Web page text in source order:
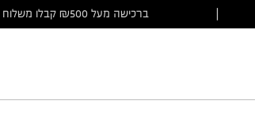
ברכישה מעל ₪500 קבלו משלוח עד הבית ב₪19